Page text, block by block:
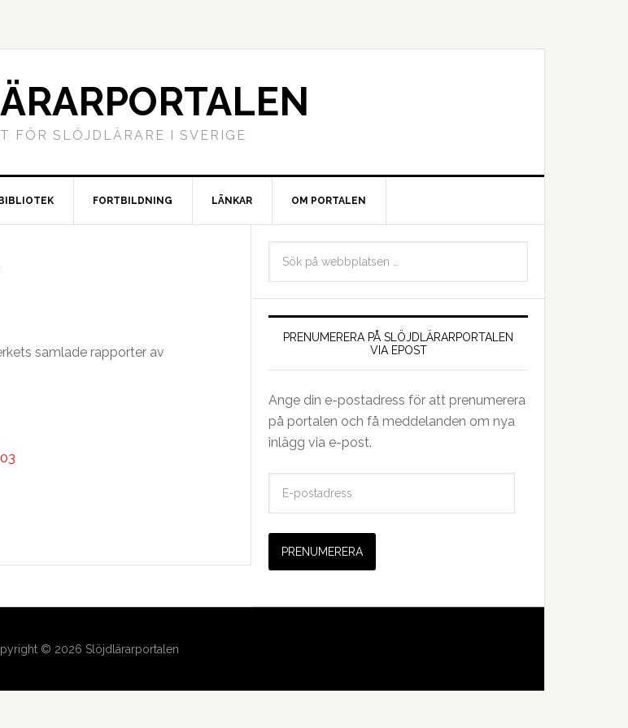
FÖR SLÖJDLÄRARE I SVERIGE
BIBLIOTEK FORTBILDNING LÄNKAR OM PORTALEN
samlade rapporter av
PRENUMERERA PÅ SLÖJDLÄRARPORTALEN
VIA EPOST
Ange din e-postadress för att prenumerera
på portalen och få meddelanden om nya
inlägg via e-post.
s
a
s
© 2026 Slöjdlärarportalen